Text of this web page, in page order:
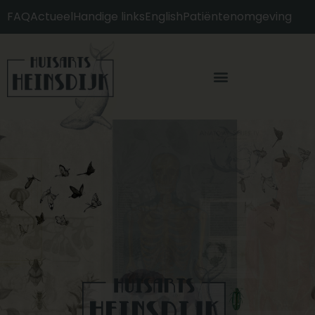
FAQActueelHandige linksEnglishPatiëntenomgeving